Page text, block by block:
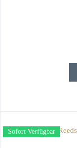
Sofort Verfügbar